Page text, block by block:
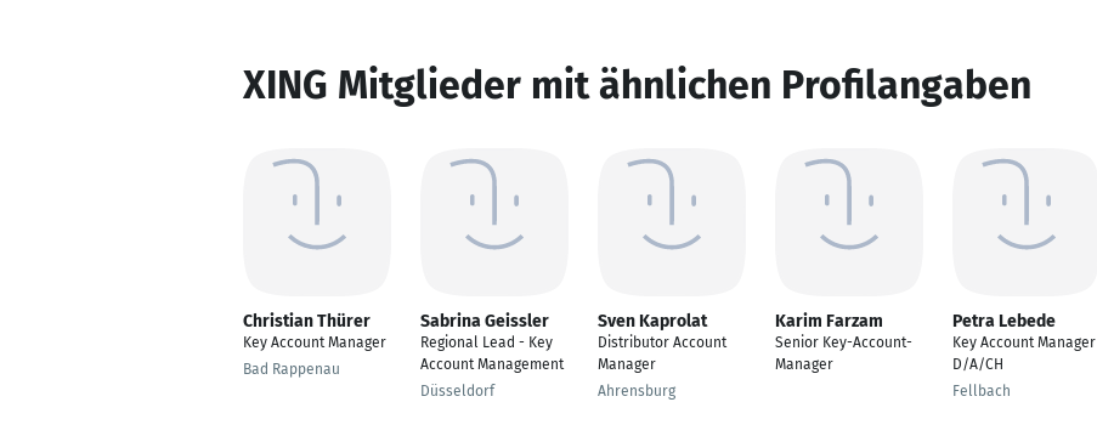
XING Mitglieder mit ähnlichen Profilangaben
Christian Thürer
Key Account Manager
Bad Rappenau
Sabrina Geissler
Regional Lead - Key
Account Management
Düsseldorf
Sven Kaprolat
Distributor Account
Manager
Ahrensburg
Karim Farzam
Senior Key-Account-
Manager
Petra Lebede
Key Account Manager
D/A/CH
Fellbach